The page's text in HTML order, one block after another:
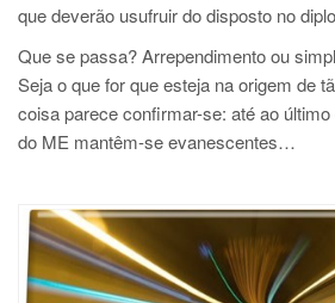
que deverão usufruir do disposto no
Que se passa? Arrependimento ou
Seja o que for que esteja na origem de
coisa parece confirmar-se: até ao
do ME mantêm-se evanescentes…